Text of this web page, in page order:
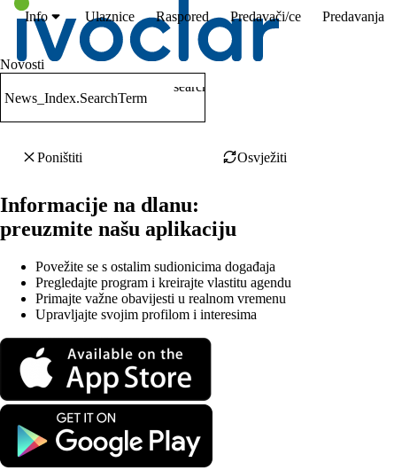
Info Ulaznice Raspored Predavači/ce Predavanja
Novosti
News_Index.SearchTerm
search
Poništiti Osvježiti
Informacije na dlanu:
preuzmite našu aplikaciju
Povežite se s ostalim sudionicima događaja
Pregledajte program i kreirajte vlastitu agendu
Primajte važne obavijesti u realnom vremenu
Upravljajte svojim profilom i interesima